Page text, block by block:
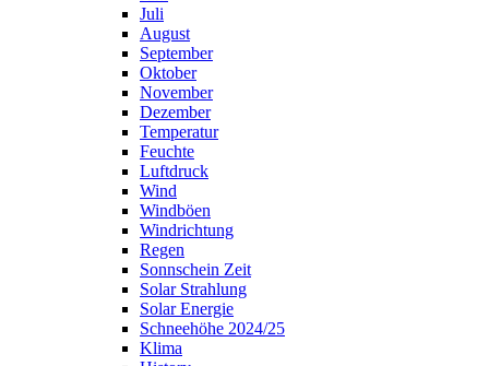
Juli
August
September
Oktober
November
Dezember
Temperatur
Feuchte
Luftdruck
Wind
Windböen
Windrichtung
Regen
Sonnschein Zeit
Solar Strahlung
Solar Energie
Schneehöhe 2024/25
Klima